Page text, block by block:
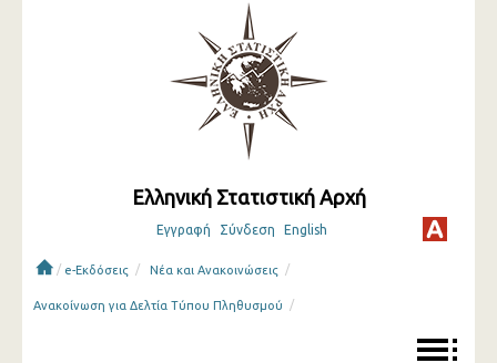
Ελληνική Στατιστική Αρχή
Εγγραφή Σύνδεση English
/ e-Εκδόσεις / Νέα και Ανακοινώσεις /
Ανακοίνωση για Δελτία Τύπου Πληθυσμού /